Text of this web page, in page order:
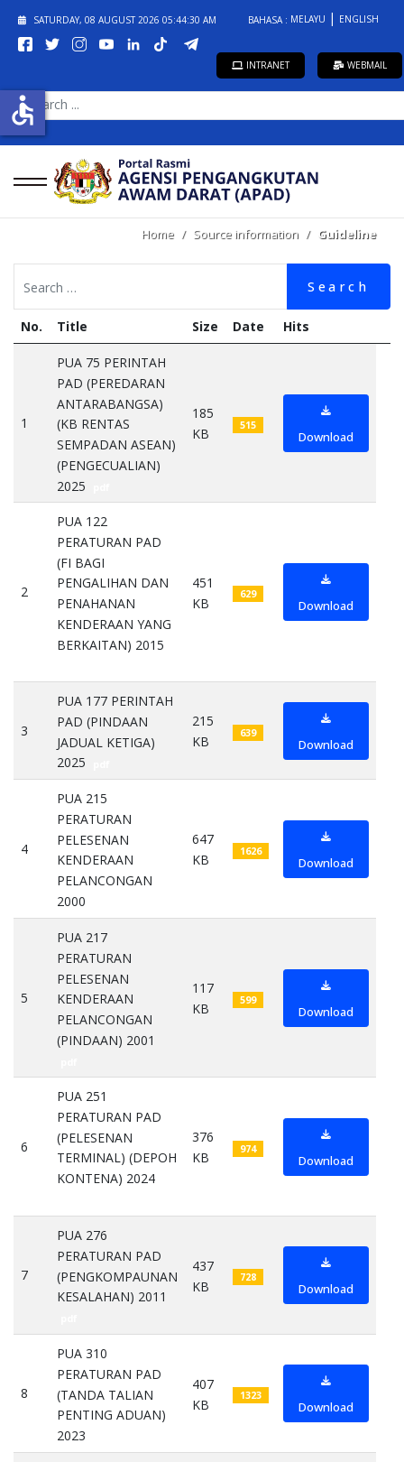
SATURDAY, 08 AUGUST 2026 05:44:30 AM BAHASA : MELAYU ENGLISH
INTRANET WEBMAIL
SEARCH
...
Home Source information Guideline
Search
No. Title Size Date Hits
1
PUA 75 PERINTAH
PAD (PEREDARAN
ANTARABANGSA)
(KB RENTAS
SEMPADAN ASEAN)
(PENGECUALIAN)
2025
185
KB
515
Download
2
PUA 122
PERATURAN PAD
(FI BAGI
PENGALIHAN DAN
PENAHANAN
KENDERAAN YANG
BERKAITAN) 2015
451
KB
629
Download
3
PUA 177 PERINTAH
PAD (PINDAAN
JADUAL KETIGA)
2025
215
KB
639
Download
4
PUA 215
PERATURAN
PELESENAN
KENDERAAN
PELANCONGAN
2000
647
KB
1626
Download
5
PUA 217
PERATURAN
PELESENAN
KENDERAAN
PELANCONGAN
(PINDAAN) 2001
117
KB
599
Download
6
PUA 251
PERATURAN PAD
(PELESENAN
TERMINAL) (DEPOH
KONTENA) 2024
376
KB
974
Download
7
PUA 276
PERATURAN PAD
(PENGKOMPAUNAN
KESALAHAN) 2011
437
KB
728
Download
8
PUA 310
PERATURAN PAD
(TANDA TALIAN
PENTING ADUAN)
2023
407
KB
1323
Download
accessible